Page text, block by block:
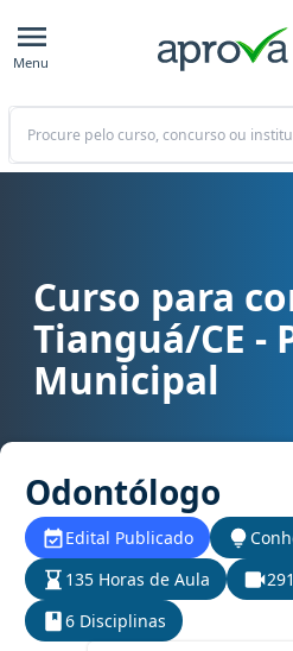
Menu
Buscar
Curso para concurso Tianguá/CE -
Curso para
Tianguá/CE -
Municipal
Odontólogo
Edital Publicado
135 Horas de Aula
6 Disciplinas